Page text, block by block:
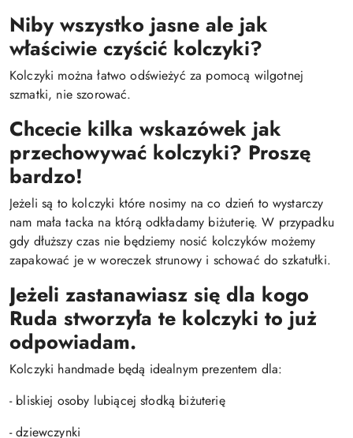
Niby wszystko jasne ale jak
właściwie czyścić kolczyki?
Kolczyki można łatwo odświeżyć za pomocą wilgotnej
szmatki, nie szorować.
Chcecie kilka wskazówek jak
przechowywać kolczyki? Proszę
bardzo!
Jeżeli są to kolczyki które nosimy na co dzień to wystarczy
nam mała tacka na którą odkładamy biżuterię. W przypadku
gdy dłuższy czas nie będziemy nosić kolczyków możemy
zapakować je w woreczek strunowy i schować do szkatułki.
Jeżeli zastanawiasz się dla kogo
Ruda stworzyła te kolczyki to już
odpowiadam.
Kolczyki handmade będą idealnym prezentem dla:
- bliskiej osoby lubiącej słodką biżuterię
- dziewczynki